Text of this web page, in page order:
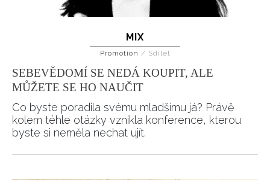
MIX
Promotion / Sdílet
SEBEVĚDOMÍ SE NEDÁ KOUPIT, ALE
MŮŽETE SE HO NAUČIT
Co byste poradila svému mladšímu já? Právě
kolem téhle otázky vznikla konference, kterou
byste si neměla nechat ujít.